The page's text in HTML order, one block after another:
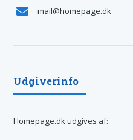
mail@homepage.dk
Udgiverinfo
Homepage.dk udgives af: